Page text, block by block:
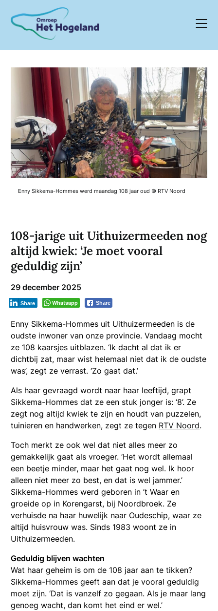
content
Enny Sikkema-Hommes werd maandag 108 jaar oud © RTV Noord
108-jarige uit Uithuizermeeden nog
altijd kwiek: ‘Je moet vooral
geduldig zijn’
29 december 2025
Whatsapp Share
Share
Enny Sikkema-Hommes uit Uithuizermeeden is de
oudste inwoner van onze provincie. Vandaag mocht
ze 108 kaarsjes uitblazen. ‘Ik dacht al dat ik er
dichtbij zat, maar wist helemaal niet dat ik de oudste
was’, zegt ze verrast. ‘Zo gaat dat.’
Als haar gevraagd wordt naar haar leeftijd, grapt
Sikkema-Hommes dat ze een stuk jonger is: ‘8’. Ze
zegt nog altijd kwiek te zijn en houdt van puzzelen,
tuinieren en handwerken, zegt ze tegen RTV Noord.
Toch merkt ze ook wel dat niet alles meer zo
gemakkelijk gaat als vroeger. ‘Het wordt allemaal
een beetje minder, maar het gaat nog wel. Ik hoor
alleen niet meer zo best, en dat is wel jammer.’
Sikkema-Hommes werd geboren in ’t Waar en
groeide op in Korengarst, bij Noordbroek. Ze
verhuisde na haar huwelijk naar Oudeschip, waar ze
altijd huisvrouw was. Sinds 1983 woont ze in
Uithuizermeeden.
Geduldig blijven wachten
Wat haar geheim is om de 108 jaar aan te tikken?
Sikkema-Hommes geeft aan dat je vooral geduldig
moet zijn. ‘Dat is vanzelf zo gegaan. Als je maar lang
genoeg wacht, dan komt het eind er wel.’